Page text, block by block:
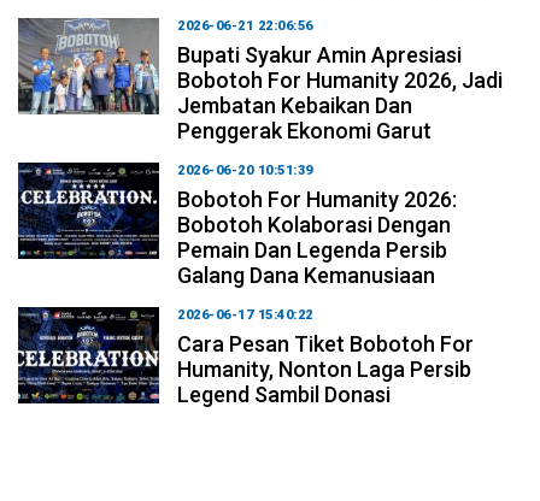
2026-06-21 22:06:56
Bupati Syakur Amin Apresiasi
Bobotoh For Humanity 2026, Jadi
Jembatan Kebaikan Dan
Penggerak Ekonomi Garut
2026-06-20 10:51:39
Bobotoh For Humanity 2026:
Bobotoh Kolaborasi Dengan
Pemain Dan Legenda Persib
Galang Dana Kemanusiaan
2026-06-17 15:40:22
Cara Pesan Tiket Bobotoh For
Humanity, Nonton Laga Persib
Legend Sambil Donasi